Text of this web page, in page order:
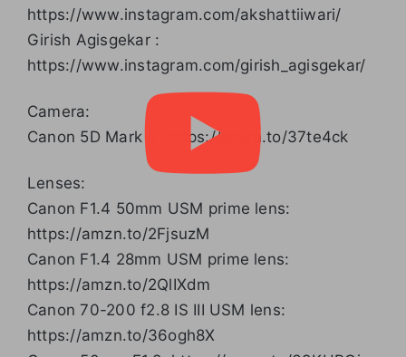
https://www.instagram.com/akshattiiwari/
Girish Agisgekar :
https://www.instagram.com/girish_agisgekar/
Camera:
Canon 5D Mark 4: https://amzn.to/37te4ck
Lenses:
Canon F1.4 50mm USM prime lens:
https://amzn.to/2FjsuzM
Canon F1.4 28mm USM prime lens:
https://amzn.to/2QlIXdm
Canon 70-200 f2.8 IS III USM lens:
https://amzn.to/36ogh8X